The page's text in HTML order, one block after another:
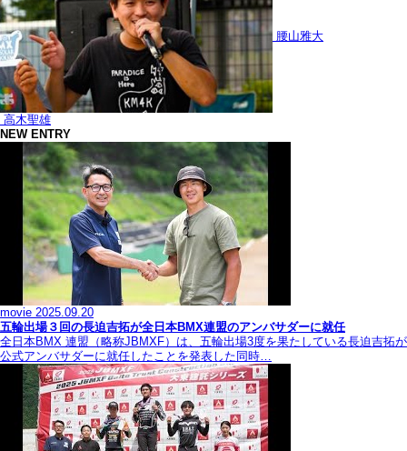
腰山雅大
高木聖雄
NEW ENTRY
movie 2025.09.20
五輪出場３回の長迫吉拓が全日本BMX連盟のアンバサダーに就任
全日本BMX 連盟（略称JBMXF）は、五輪出場3度を果たしている長迫吉拓が
公式アンバサダーに就任したことを発表した同時…